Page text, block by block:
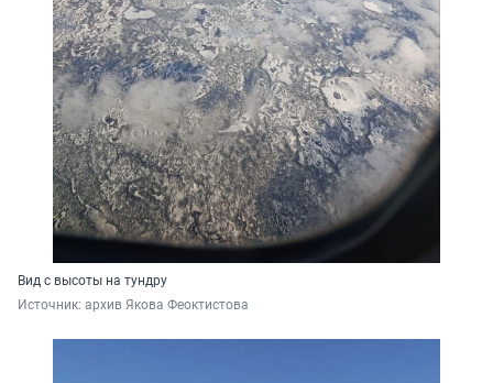
Вид с высоты на тундру
Источник: архив Якова Феоктистова